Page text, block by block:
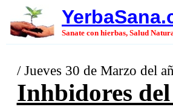
Sanate con hierbas, Salud
/ Jueves 30 de Marzo del
Inhbidores